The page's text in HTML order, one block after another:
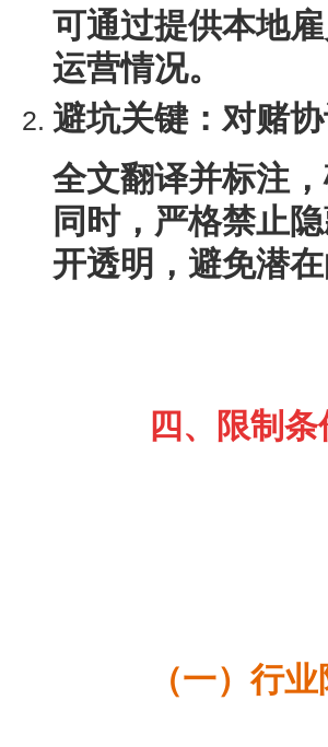
可通过提供本地
运营情况。
避坑关键：对赌
全文翻译并标注
同时，严格禁止
开透明，避免潜
四、限制
（一）行